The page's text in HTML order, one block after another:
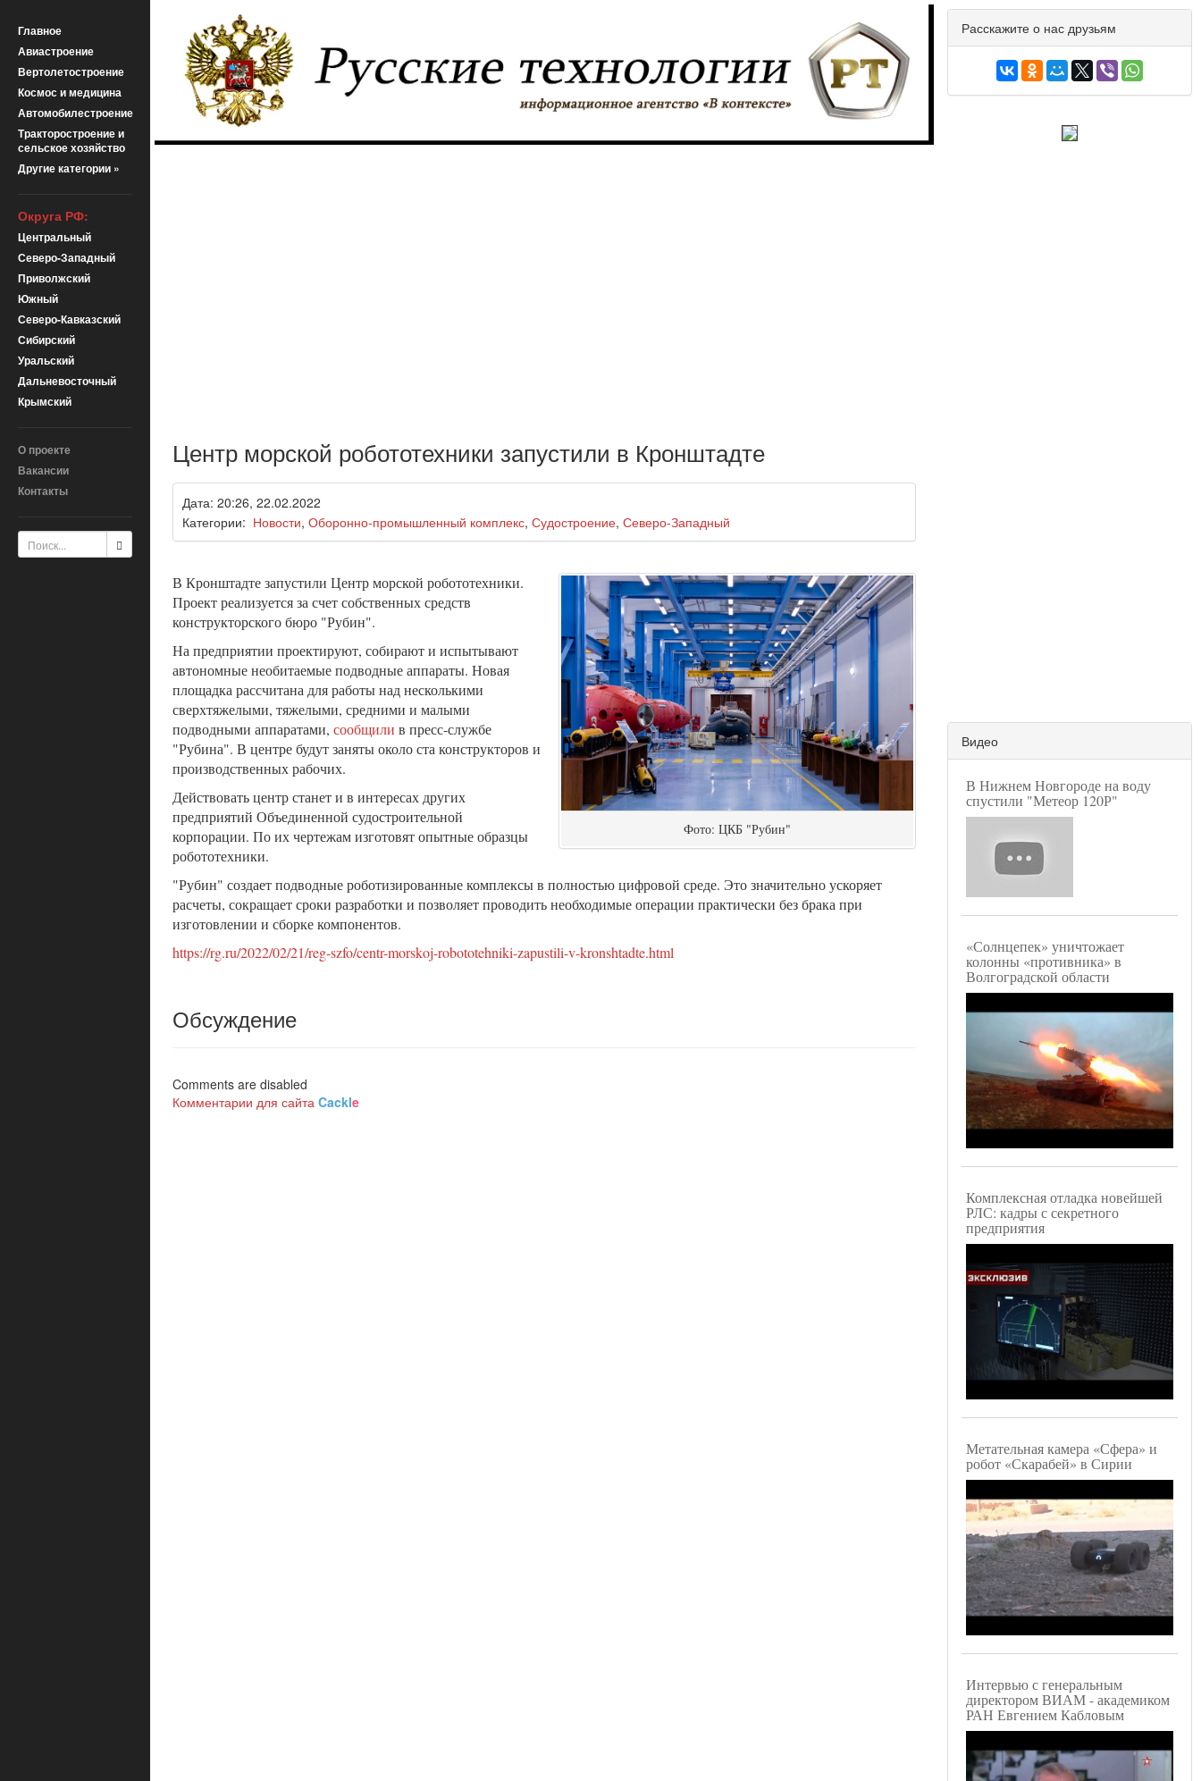
Главное
Авиастроение
Вертолетостроение
Космос и медицина
Автомобилестроение
Тракторостроение и
сельское хозяйство
Другие категории »
Округа РФ:
Центральный
Северо-Западный
Приволжский
Южный
Северо-Кавказский
Сибирский
Уральский
Дальневосточный
Крымский
О проекте
Вакансии
Контакты
Центр морской робототехники запустили в Кронштадте
Дата: 20:26, 22.02.2022
Категории: Новости, Оборонно-промышленный комплекс, Судостроение, Северо-Западный
Фото: ЦКБ "Рубин"
В Кронштадте запустили Центр морской робототехники.
Проект реализуется за счет собственных средств
конструкторского бюро "Рубин".
На предприятии проектируют, собирают и испытывают
автономные необитаемые подводные аппараты. Новая
площадка рассчитана для работы над несколькими
сверхтяжелыми, тяжелыми, средними и малыми
подводными аппаратами, сообщили в пресс-службе
"Рубина". В центре будут заняты около ста конструкторов и
производственных рабочих.
Действовать центр станет и в интересах других
предприятий Объединенной судостроительной
корпорации. По их чертежам изготовят опытные образцы
робототехники.
"Рубин" создает подводные роботизированные комплексы в полностью цифровой среде. Это значительно ускоряет
расчеты, сокращает сроки разработки и позволяет проводить необходимые операции практически без брака при
изготовлении и сборке компонентов.
https://rg.ru/2022/02/21/reg-szfo/centr-morskoj-robototehniki-zapustili-v-kronshtadte.html
Обсуждение
Comments are disabled
Комментарии для сайта Cackle
Расскажите о нас друзьям
Видео
В Нижнем Новгороде на воду
спустили "Метеор 120Р"
«Солнцепек» уничтожает
колонны «противника» в
Волгоградской области
Комплексная отладка новейшей
РЛС: кадры с секретного
предприятия
Метательная камера «Сфера» и
робот «Скарабей» в Сирии
Интервью с генеральным
директором ВИАМ - академиком
РАН Евгением Кабловым